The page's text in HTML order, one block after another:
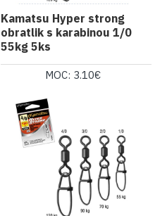
Kamatsu Hyper strong
obratlik s karabinou 1/0
55kg 5ks
MOC: 3.10€